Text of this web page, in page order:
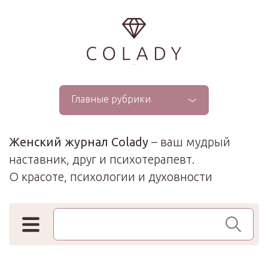
...
Главные рубрики
Женский журнал Colady – ваш мудрый
наставник, друг и психотерапевт.
О красоте, психологии и духовности
Поиск по сайту